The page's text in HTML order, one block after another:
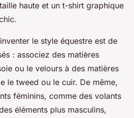
haute et un t-shirt graphique
le style équestre est de
: associez des matières
ou le velours à des matières
le tweed ou le cuir. De même,
féminins, comme des volants
éléments plus masculins,